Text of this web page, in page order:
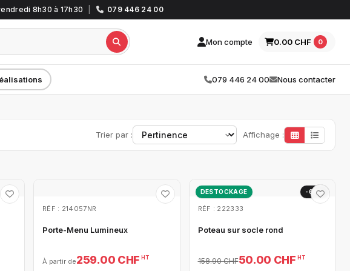
8h30 à 17h30 079 446 24 00
Mon compte 0.00 CHF 0
079 446 24 00 Nous contacter
Trier par : Affichage :
RÉF : 214057NR
Porte-Menu Lumineux
À partir de259.00 CHF HT
DESTOCKAGE -69%
RÉF : 222333
Poteau sur socle rond
158.90 CHF50.00 CHF HT